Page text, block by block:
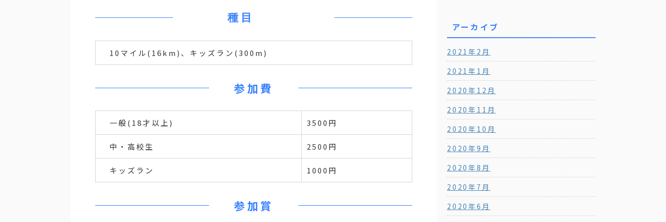
種目
10マイル(16km)、キッズラン(300m)
参加費
一般(18才以上) 3500円
中・高校生 2500円
キッズラン 1000円
参加賞
アーカイブ
2021年2月
2021年1月
2020年12月
2020年11月
2020年10月
2020年9月
2020年8月
2020年7月
2020年6月